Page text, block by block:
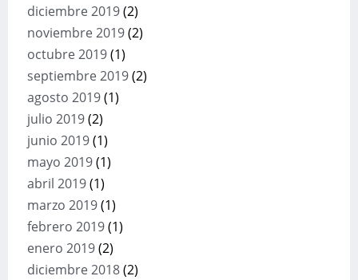
diciembre 2019(2)
noviembre 2019(2)
octubre 2019(1)
septiembre 2019(2)
agosto 2019(1)
julio 2019(2)
junio 2019(1)
mayo 2019(1)
abril 2019(1)
marzo 2019(1)
febrero 2019(1)
enero 2019(2)
diciembre 2018(2)